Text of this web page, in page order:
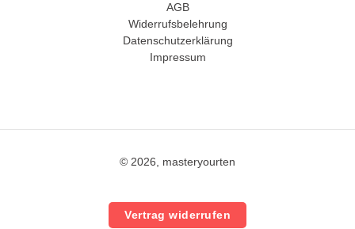
AGB
Widerrufsbelehrung
Datenschutzerklärung
Impressum
© 2026, masteryourten
Vertrag widerrufen